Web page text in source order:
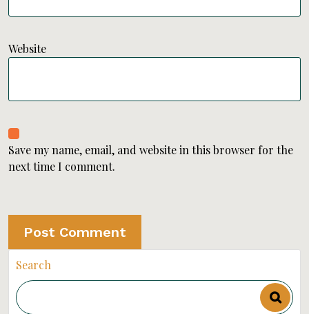
Website
Save my name, email, and website in this browser for the
next time I comment.
Search